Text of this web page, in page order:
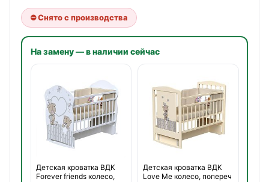
⛔ Снято с производства
На замену — в наличии сейчас
Детская кроватка ВДК
Forever friends колесо,
Детская кроватка ВДК
Love Me колесо, попереч